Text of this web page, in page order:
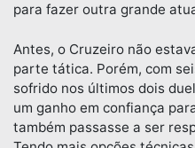
para fazer outra grande
Antes, o Cruzeiro não
parte tática. Porém, com
sofrido nos últimos dois
um ganho em confiança
também passasse a ser